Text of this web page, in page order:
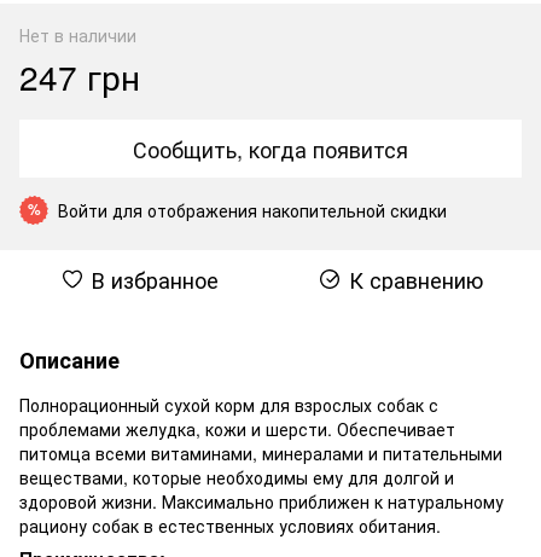
Нет в наличии
247 грн
Сообщить, когда появится
% Войти для отображения накопительной скидки
В избранное К сравнению
Описание
Полнорационный сухой корм для взрослых собак с
проблемами желудка, кожи и шерсти. Обеспечивает
питомца всеми витаминами, минералами и питательными
веществами, которые необходимы ему для долгой и
здоровой жизни. Максимально приближен к натуральному
рациону собак в естественных условиях обитания.